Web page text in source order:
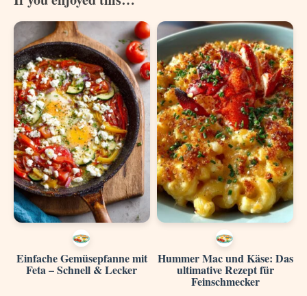
Einfache Gemüsepfanne mit
Feta – Schnell & Lecker
Hummer Mac und Käse: Das
ultimative Rezept für
Feinschmecker